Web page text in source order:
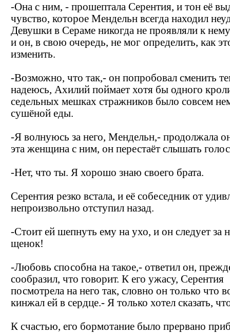
-Она с ним, - прошептала Серентия, и тон её
чувство, которое Мендельн всегда находил
Девушки в Сераме никогда не проявляли к
и он, в свою очередь, не мог определить, как
изменить.
-Возможно, что так,- он попробовал сменить
надеюсь, Ахилий поймает хотя бы одного
седельных мешках стражников было совсем
сушёной еды.
-Я волнуюсь за него, Мендельн,- продолжала
эта женщина с ним, он перестаёт слышать
-Нет, что ты. Я хорошо знаю своего брата.
Серентия резко встала, и её собеседник от
непроизвольно отступил назад.
-Стоит ей шепнуть ему на ухо, и он следует за
щенок!
-Любовь способна на такое,- ответил он,
сообразил, что говорит. К его ужасу, Серентия
посмотрела на него так, словно он только что
кинжал ей в сердце.- Я только хотел сказать,
К счастью, его бормотание было прервано